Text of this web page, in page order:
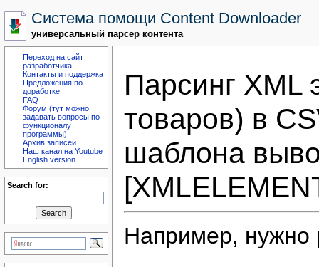
Система помощи Content Downloader
универсальный парсер контента
Переход на сайт
разработчика
Контакты и поддержка
Предложения по
доработке
FAQ
Форум (тут можно
задавать вопросы по
функционалу
программы)
Архив записей
Наш канал на Youtube
English version
Search for:
Парсинг XML
товаров) в
шаблона
Например, нужно